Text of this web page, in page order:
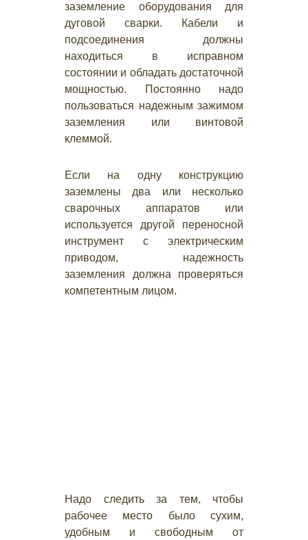
заземление оборудования для
дуговой сварки. Кабели и
подсоединения должны
находиться в исправном
состоянии и обладать достаточной
мощностью. Постоянно надо
пользоваться надежным зажимом
заземления или винтовой
клеммой.
Если на одну конструкцию
заземлены два или несколько
сварочных аппаратов или
используется другой переносной
инструмент с электрическим
приводом, надежность
заземления должна проверяться
компетентным лицом.
Надо следить за тем, чтобы
рабочее место было сухим,
удобным и свободным от